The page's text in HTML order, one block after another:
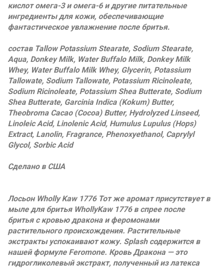
кислот омега-3 и омега-6 и другие питательные
ингредиенты для кожи, обеспечивающие
фантастическое увлажнение после бритья.
состав Tallow Potassium Stearate, Sodium Stearate,
Aqua, Donkey Milk, Water Buffalo Milk, Donkey Milk
Whey, Water Buffalo Milk Whey, Glycerin, Potassium
Tallowate, Sodium Tallowate, Potassium Ricinoleate,
Sodium Ricinoleate, Potassium Shea Butterate, Sodium
Shea Butterate, Garcinia Indica (Kokum) Butter,
Theobroma Cacao (Cocoa) Butter, Hydrolyzed Linseed,
Linoleic Acid, Linolenic Acid, Humulus Lupulus (Hops)
Extract, Lanolin, Fragrance, Phenoxyethanol, Caprylyl
Glycol, Sorbic Acid
Сделано в США
Лосьон Wholly Kaw 1776 Тот же аромат присутствует в
мыле для бритья WhollyKaw 1776 в спрее после
бритья с кровью дракона и феромонами
растительного происхождения. Растительные
экстракты успокаивают кожу. Splash содержится в
нашей формуле Feromone. Кровь Дракона — это
гидрогликолевый экстракт, полученный из латекса